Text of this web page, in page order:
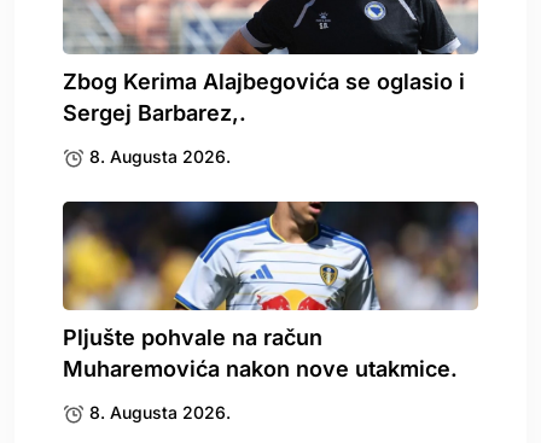
Zbog Kerima Alajbegovića se oglasio i
Sergej Barbarez,.
8. Augusta 2026.
Pljušte pohvale na račun
Muharemovića nakon nove utakmice.
8. Augusta 2026.